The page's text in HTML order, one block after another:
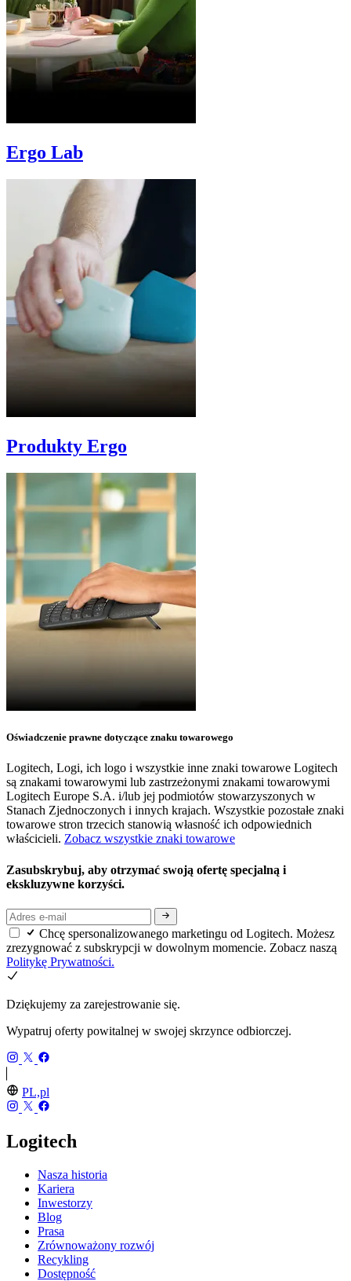
Ergo Lab
Produkty Ergo
Oświadczenie prawne dotyczące znaku towarowego
Logitech, Logi, ich logo i wszystkie inne znaki towarowe Logitech
są znakami towarowymi lub zastrzeżonymi znakami towarowymi
Logitech Europe S.A. i/lub jej podmiotów stowarzyszonych w
Stanach Zjednoczonych i innych krajach. Wszystkie pozostałe znaki
towarowe stron trzecich stanowią własność ich odpowiednich
właścicieli. Zobacz wszystkie znaki towarowe
Zasubskrybuj, aby otrzymać swoją ofertę specjalną i
ekskluzywne korzyści.
Chcę spersonalizowanego marketingu od Logitech. Możesz
zrezygnować z subskrypcji w dowolnym momencie. Zobacz naszą
Politykę Prywatności.
Dziękujemy za zarejestrowanie się.
Wypatruj oferty powitalnej w swojej skrzynce odbiorczej.
PL,pl
Logitech
Nasza historia
Kariera
Inwestorzy
Blog
Prasa
Zrównoważony rozwój
Recykling
Dostępność